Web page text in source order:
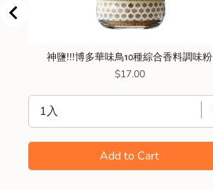
神鹽!!!博多華味鳥10種綜合香料調味粉
Price
$17.00
Add to Cart